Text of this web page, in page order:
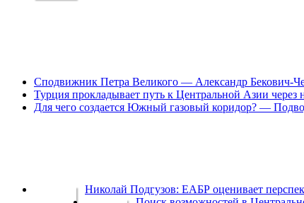
Сподвижник Петра Великого — Александр Бекович-
Турция прокладывает путь к Центральной Азии
Для чего создается Южный газовый коридор? —
Николай Подгузов: ЕАБР оценивает